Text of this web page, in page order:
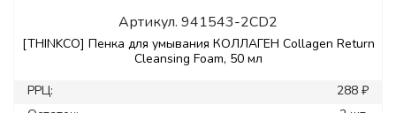
Артикул. 941543-2CD2
[THINKCO] Пенка для умывания КОЛЛАГЕН Collagen Return
Cleansing Foam, 50 мл
РРЦ:
288 ₽